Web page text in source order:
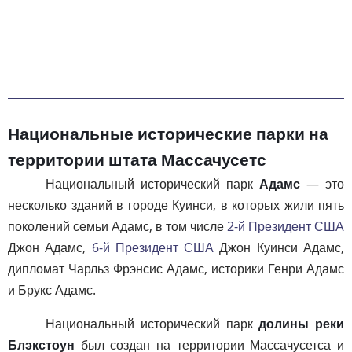
Национальные исторические парки на
территории штата Массачусетс
Национальный исторический парк Адамс — это
несколько зданий в городе Куинси, в которых жили пять
поколений семьи Адамс, в том числе2-й Президент США
Джон Адамс, 6-й Президент США Джон Куинси Адамс,
дипломат Чарльз Фрэнсис Адамс, историки Генри Адамс
и Брукс Адамс.
Национальный исторический паркдолины реки
Блэкстоун был создан на территории Массачусетса и